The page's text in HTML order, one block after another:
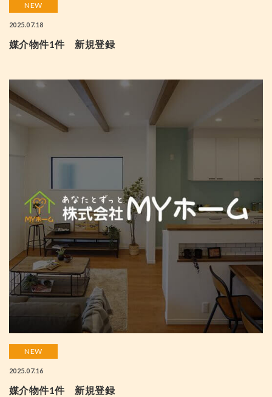
NEW
2025.07.18
媒介物件1件 新規登録
NEW
2025.07.16
媒介物件1件 新規登録